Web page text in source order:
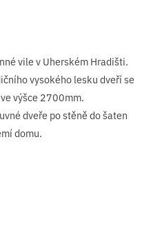
vile v Uherském Hradišti.
vysokého lesku dveří se
výšce 2700mm.
dveře po stěně do šaten
domu.